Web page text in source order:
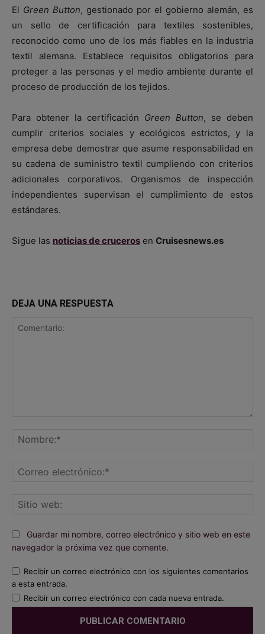
El Green Button, gestionado por el gobierno alemán, es
un sello de certificación para textiles sostenibles,
reconocido como uno de los más fiables en la industria
textil alemana. Establece requisitos obligatorios para
proteger a las personas y el medio ambiente durante el
proceso de producción de los tejidos.
Para obtener la certificación Green Button, se deben
cumplir criterios sociales y ecológicos estrictos, y la
empresa debe demostrar que asume responsabilidad en
su cadena de suministro textil cumpliendo con criterios
adicionales corporativos. Organismos de inspección
independientes supervisan el cumplimiento de estos
estándares.
Sigue las noticias de cruceros en Cruisesnews.es
DEJA UNA RESPUESTA
electrónico:*
web:Guardar mi nombre, correo electrónico y sitio web en este
navegador la próxima vez que comente.
Recibir un correo electrónico con los siguientes comentarios
a esta entrada.
Recibir un correo electrónico con cada nueva entrada.